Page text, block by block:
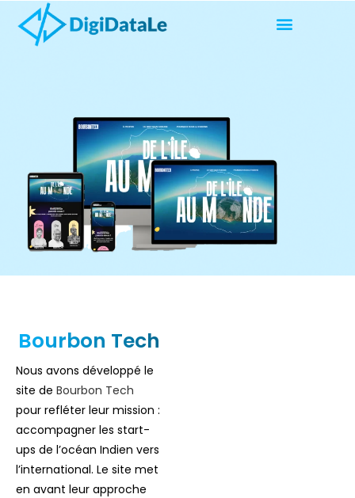
Bourbon Tech
Nous avons développé le
site de Bourbon Tech
pour refléter leur mission :
accompagner les start-
ups de l’océan Indien vers
l’international. Le site met
en avant leur approche